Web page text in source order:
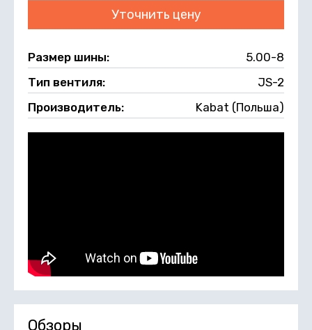
Обзоры
Уточнить цену
Размер шины:
5.00-8
Тип вентиля:
JS-2
Производитель:
Kabat (Польша)